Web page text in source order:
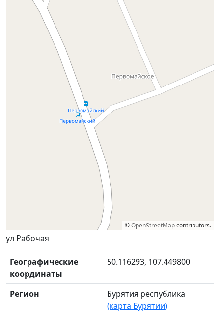
©OpenStreetMapcontributors.
ул Рабочая
Географические
координаты
50.116293, 107.449800
Регион
Бурятия республика
(карта Бурятии)